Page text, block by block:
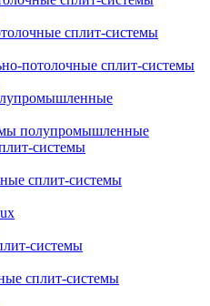
сплит-системы
потолочные сплит-системы
полупромышленные
системы
сплит-системы
системы
сплит-системы